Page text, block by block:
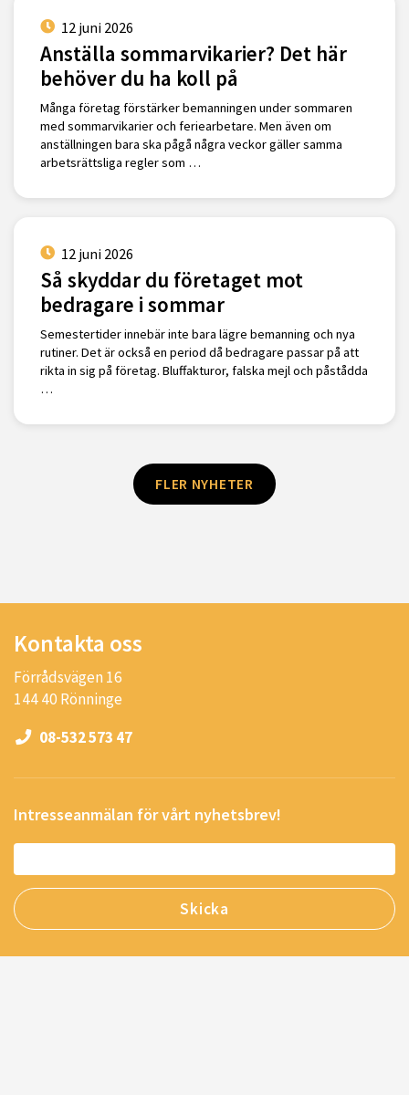
12 juni 2026
Anställa sommarvikarier? Det här
behöver du ha koll på
Många företag förstärker bemanningen under sommaren
med sommarvikarier och feriearbetare. Men även om
anställningen bara ska pågå några veckor gäller samma
arbetsrättsliga regler som …
12 juni 2026
Så skyddar du företaget mot
bedragare i sommar
Semestertider innebär inte bara lägre bemanning och nya
rutiner. Det är också en period då bedragare passar på att
rikta in sig på företag. Bluffakturor, falska mejl och påstådda
…
FLER NYHETER
Kontakta oss
Förrådsvägen 16
144 40 Rönninge
08-532 573 47
Intresseanmälan för vårt nyhetsbrev!